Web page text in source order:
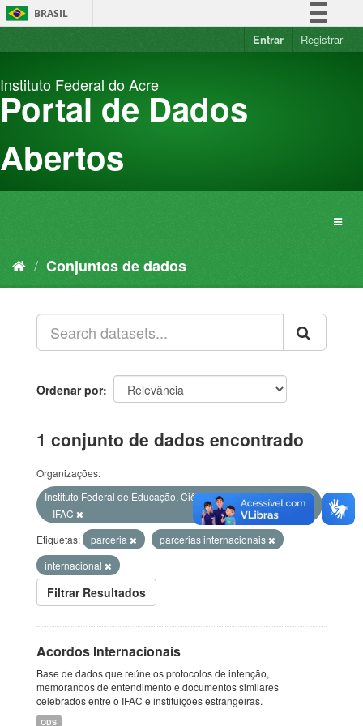
Pular
para
BRASIL
Simplifique!
Acesso à informação
Entrar Registrar
Instituto Federal do Acre
Portal de Dados
Abertos
Conjuntos de dados
Ordenar por
1 conjunto de dados encontrado
Organizações:
Instituto Federal de Educação, Ciência e Tecnologia do Acre
– IFAC
Etiquetas:
parceria
parcerias internacionais
internacional
Filtrar Resultados
Acordos Internacionais
Base de dados que reúne os protocolos de intenção,
memorandos de entendimento e documentos similares
celebrados entre o IFAC e instituições estrangeiras.
ODS